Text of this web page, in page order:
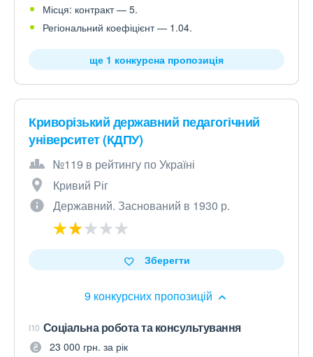
Місця: контракт — 5.
Регіональний коефіцієнт — 1.04.
ще 1 конкурсна пропозиція
Криворізький державний педагогічний
університет (КДПУ)
№119 в рейтингу по Україні
Кривий Ріг
Державний. Заснований в 1930 р.
9 конкурсних пропозицій
Зберегти
I10 Соціальна робота та консультування
23 000 грн. за рік